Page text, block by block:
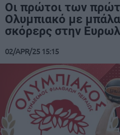
Οι πρώτοι των
Ολυμπιακό με
σκόρερς στην
02/APR/25 15:15